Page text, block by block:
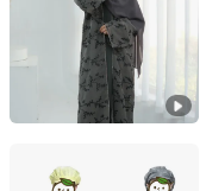
Shandong, China
SuZhou ShuoGuo